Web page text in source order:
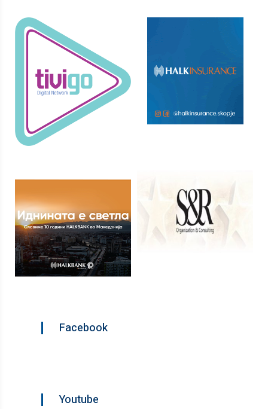
Facebook
Youtube